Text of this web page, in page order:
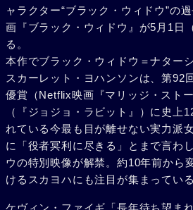
ャラクター“ブラック・ウィドウ”の
画『ブラック・ウィドウ』が5月1日
る。
本作でブラック・ウィドウ＝ナター
スカーレット・ヨハンソンは、第92
優賞（Netflix映画『マリッジ・スト
（『ジョジョ・ラビット』）に史上
れている今最も目が離せない実力派
に「役者冥利に尽きる」とまで言わ
ウの特別映像が解禁。約10年前から
けるスカヨハにも注目が集まっている
ケヴィン・ファイギ「長年待ち望ま